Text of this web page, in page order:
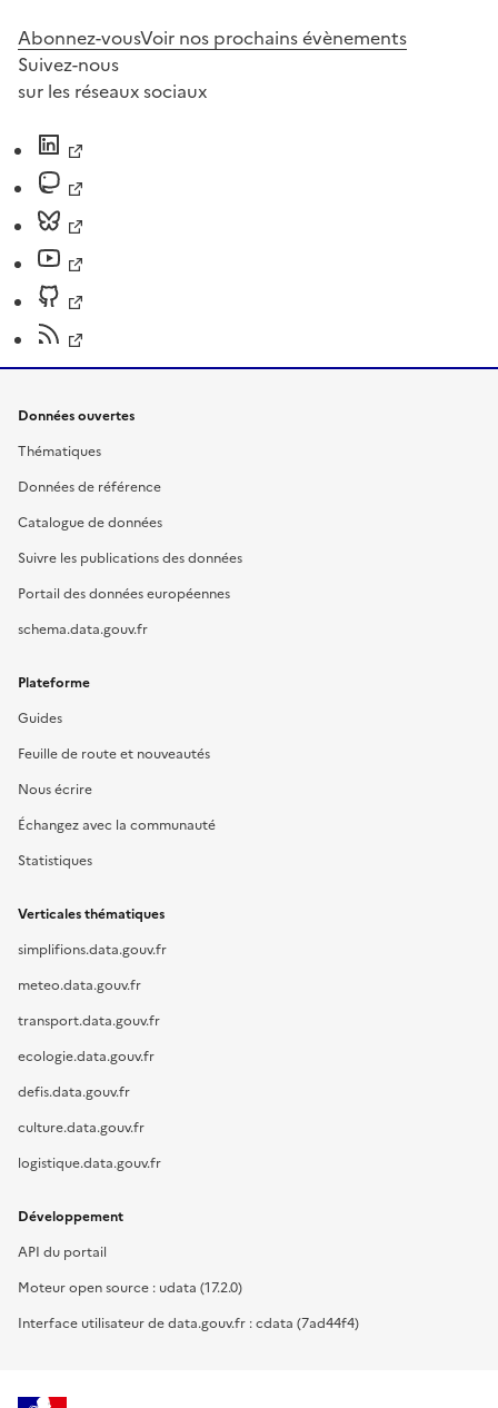
Abonnez-vousVoir nos prochains évènements
Suivez-nous
sur les réseaux sociaux
Données ouvertes
Thématiques
Données de référence
Catalogue de données
Suivre les publications des données
Portail des données européennes
schema.data.gouv.fr
Plateforme
Guides
Feuille de route et nouveautés
Nous écrire
Échangez avec la communauté
Statistiques
Verticales thématiques
simplifions.data.gouv.fr
meteo.data.gouv.fr
transport.data.gouv.fr
ecologie.data.gouv.fr
defis.data.gouv.fr
culture.data.gouv.fr
logistique.data.gouv.fr
Développement
API du portail
Moteur open source : udata (17.2.0)
Interface utilisateur de data.gouv.fr : cdata (7ad44f4)